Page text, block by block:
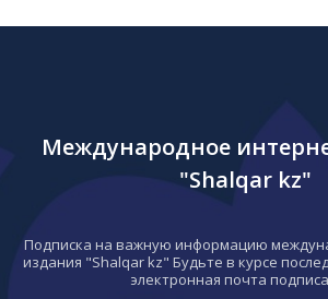
Международное
"Shalqar kz"
Подписка на важную информацию
издания "Shalqar kz" Будьте в курсе
электронная почта